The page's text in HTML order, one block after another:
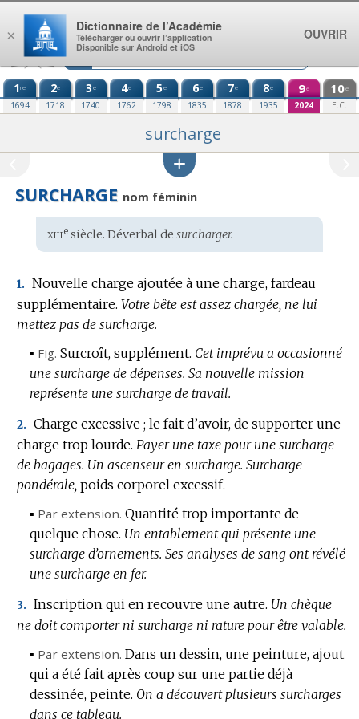
Aller au contenu
1re
1694
2e
1718
3e
1740
4e
1762
5e
1798
6e
1835
7e
1878
8e
1935
9e
2024
10e
E.C.
surcharge
SURCHARGE nom féminin
Étymologie
:
xiiiesiècle. Déverbal de surcharger.
1. Nouvelle charge ajoutée à une charge, fardeau
supplémentaire. Votre bête est assez chargée, ne lui
mettez pas de surcharge.
▪ Fig. Surcroît, supplément. Cet imprévu a occasionné
une surcharge de dépenses. Sa nouvelle mission
représente une surcharge de travail.
2. Charge excessive ; le fait d’avoir, de supporter une
charge trop lourde. Payer une taxe pour une surcharge
de bagages. Un ascenseur en surcharge. Surcharge
pondérale, poids corporel excessif.
▪ Par extension. Quantité trop importante de
quelque chose. Un entablement qui présente une
surcharge d’ornements. Ses analyses de sang ont révélé
une surcharge en fer.
3. Inscription qui en recouvre une autre. Un chèque
ne doit comporter ni surcharge ni rature pour être valable.
▪ Par extension. Dans un dessin, une peinture, ajout
qui a été fait après coup sur une partie déjà
dessinée, peinte. On a découvert plusieurs surcharges
dans ce tableau.
×
Dictionnaire de l’Académie
Télécharger ou ouvrir l’application
Disponible sur Android et iOS
OUVRIR